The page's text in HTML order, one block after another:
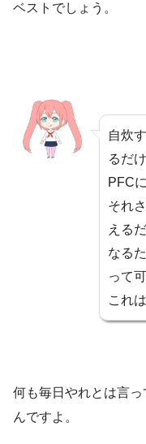
ベストでしょう。
自炊
るだ
PFC
それ
える
なる
って
これ
何も毎日やれとは言
んですよ。